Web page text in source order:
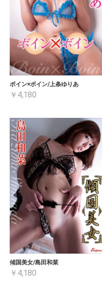
ボイン×ボイン/上条ゆりあ
￥4,180
傾国美女/島田和菜
￥4,180